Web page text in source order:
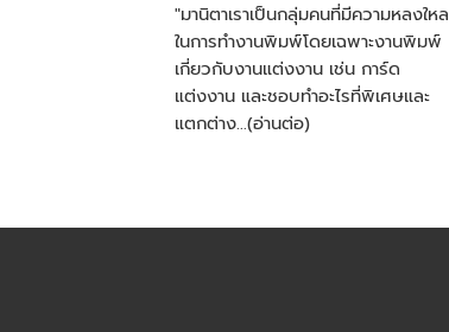
"มานิตาเราเป็นกลุ่มคนที่มีความหลงใหล
ในการทำงานพิมพ์โดยเฉพาะงานพิมพ์
เกี่ยวกับงานแต่งงาน เช่น การ์ด
แต่งงาน และชอบทำอะไรที่พิเศษและ
แตกต่าง…(อ่านต่อ)